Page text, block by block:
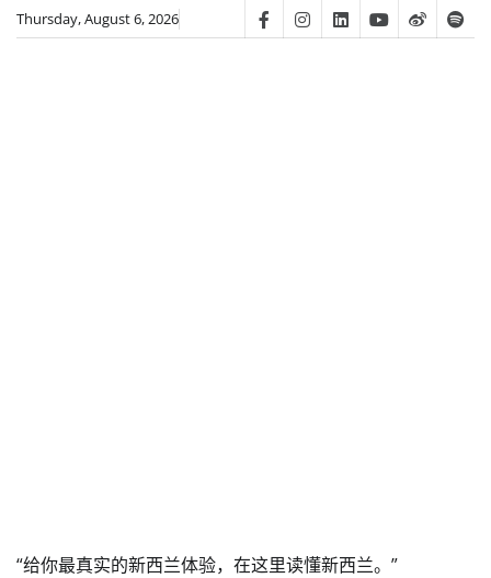
SkipThursday, August 6, 2026 FacebookInstagram
LinkedinYoutube
Weibo
“给你最真实的新西兰体验，在这里读懂新西兰。”